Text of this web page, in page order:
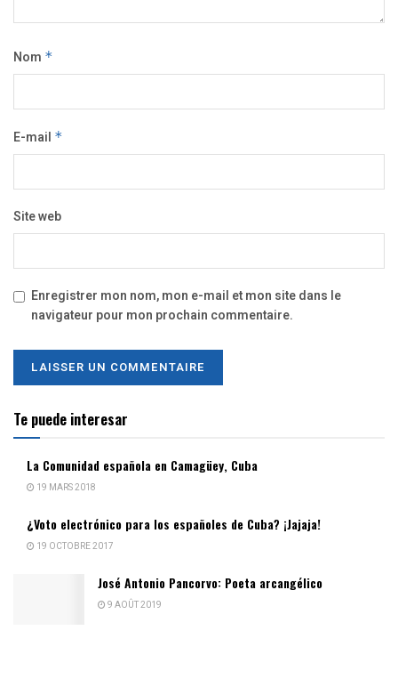
Nom *
E-mail *
Site web
Enregistrer mon nom, mon e-mail et mon site dans le
navigateur pour mon prochain commentaire.
Te puede interesar
La Comunidad española en Camagüey, Cuba
19 MARS 2018
¿Voto electrónico para los españoles de Cuba? ¡Jajaja!
19 OCTOBRE 2017
José Antonio Pancorvo: Poeta arcangélico
9 AOÛT 2019